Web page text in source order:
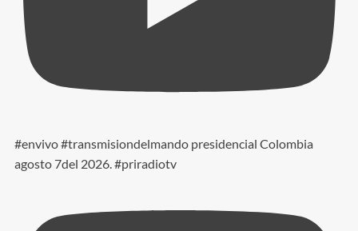
#envivo #transmisiondelmando presidencial Colombia
agosto 7del 2026. #priradiotv